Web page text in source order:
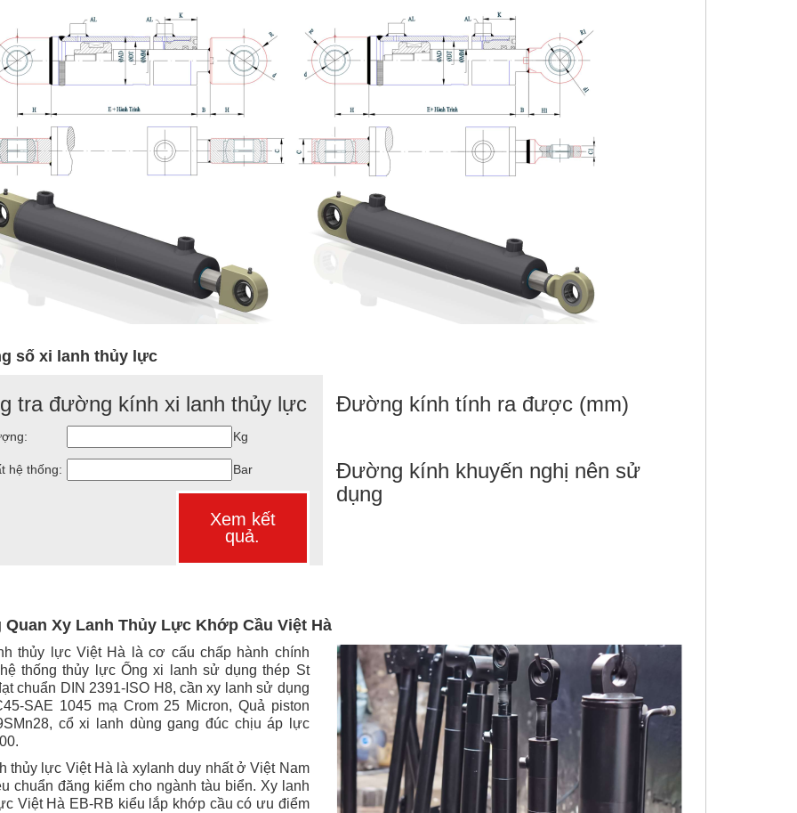
số xi lanh thủy lực
tra đường kính xi lanh thủy lực
Kg
hệ thống: Bar
Xem kết
quả.
Đường kính tính ra được (mm)
Đường kính khuyến nghị nên sử
dụng
Quan Xy Lanh Thủy Lực Khớp Cầu Việt Hà
thủy lực Việt Hà là cơ cấu chấp hành chính
thống thủy lực Ống xi lanh sử dụng thép St
chuẩn DIN 2391-ISO H8, cần xy lanh sử dụng
SAE 1045 mạ Crom 25 Micron, Quả piston
cổ xi lanh dùng gang đúc chịu áp lực
.
thủy lực Việt Hà là xylanh duy nhất ở Việt Nam
chuẩn đăng kiểm cho ngành tàu biển. Xy lanh
Việt Hà EB-RB kiểu lắp khớp cầu có ưu điểm